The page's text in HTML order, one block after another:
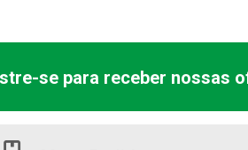
se para receber nossas